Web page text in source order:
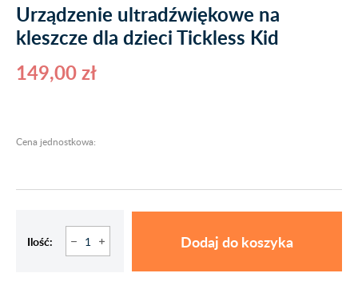
Urządzenie ultradźwiękowe na
kleszcze dla dzieci Tickless Kid
149,00 zł
Cena jednostkowa:
Ilość: Dodaj do koszyka